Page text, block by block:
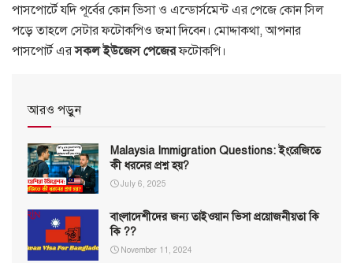
পাসপোর্টে যদি পূর্বের কোন ভিসা ও এন্ডোর্সমেন্ট এর পেজে কোন সিল
পড়ে তাহলে সেটার ফটোকপিও জমা দিবেন। মোদ্দাকথা,আপনার
পাসপোর্ট এর সকল ইউজেস পেজের ফটোকপি।
আরও পড়ুন
Malaysia Immigration Questions: ইংরেজিতে
কী ধরনের প্রশ্ন হয়?
July 6, 2025
বাংলাদেশীদের জন্য তাইওয়ান ভিসা প্রয়োজনীয়তা কি
কি ??
November 11, 2024